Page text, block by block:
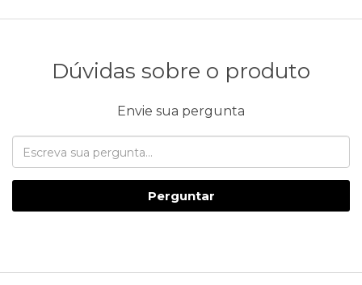
Dúvidas sobre o produto
Envie sua pergunta
Perguntar